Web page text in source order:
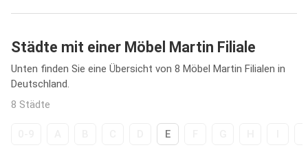
Städte mit einer Möbel Martin Filiale
Unten finden Sie eine Übersicht von 8 Möbel Martin Filialen in
Deutschland.
8 Städte
E